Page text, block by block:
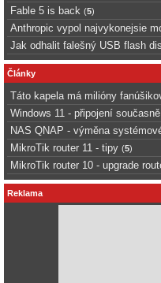
Fable 5 is back (5)
Anthropic vypol najvykonejsie
Jak odhalit falešný USB flash
Články
Táto kapela má milióny
Windows 11 - připojení
NAS QNAP - výměna
MikroTik router 11 - tipy (5)
MikroTik router 10 - upgrade
Reklama